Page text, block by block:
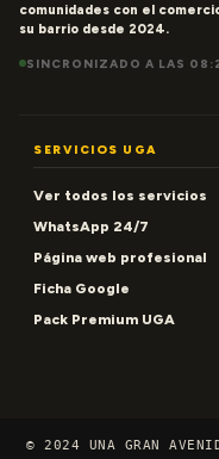
comunidades con el
su barrio desde 2024.
SINCRONIZADO A LAS
SERVICIOS UGA
Ver todos los servicios
WhatsApp 24/7
Página web profesional
Ficha Google
Pack Premium UGA
© 2024 UNA GRAN